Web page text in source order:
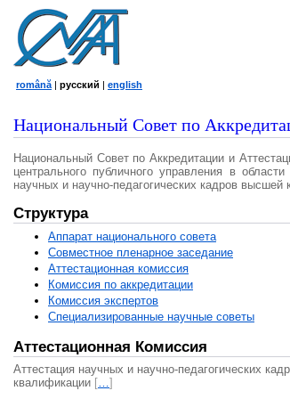
română | русский | english
Национальный Совет по
Национальный Совет по Аккредитации и
центрального публичного управления в
научных и научно-педагогических кадров высшей
Структура
Аппарат национального совета
Совместное пленарное заседание
Аттестационная комисcия
Комиссия по аккредитации
Комиссия экспертов
Специализированные научные советы
Аттестационная Комиссия
Аттестация научных и научно-педагогических
квалификации […]